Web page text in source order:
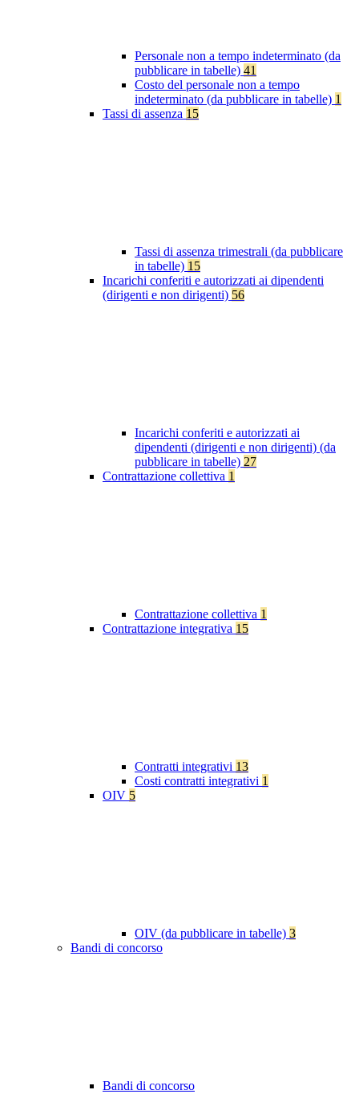
Personale non a tempo indeterminato (da
pubblicare in tabelle) 41
Costo del personale non a tempo
indeterminato (da pubblicare in tabelle) 1
Tassi di assenza 15
Tassi di assenza trimestrali (da pubblicare
in tabelle) 15
Incarichi conferiti e autorizzati ai dipendenti
(dirigenti e non dirigenti) 56
Incarichi conferiti e autorizzati ai
dipendenti (dirigenti e non dirigenti) (da
pubblicare in tabelle) 27
Contrattazione collettiva 1
Contrattazione collettiva 1
Contrattazione integrativa 15
Contratti integrativi 13
Costi contratti integrativi 1
OIV 5
OIV (da pubblicare in tabelle) 3
Bandi di concorso
Bandi di concorso